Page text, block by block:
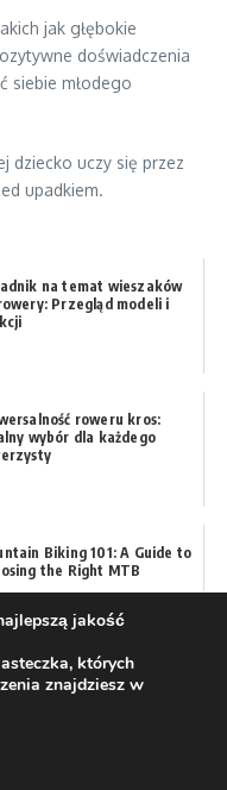
jak głębokie
doświadczenia
siebie młodego
dziecko uczy się przez
upadkiem.
na temat wieszaków
Przegląd modeli i
roweru kros:
wybór dla każdego
Biking 101: A Guide to
the Right MTB
najlepszy fotelik
jakość
których
znajdziesz w